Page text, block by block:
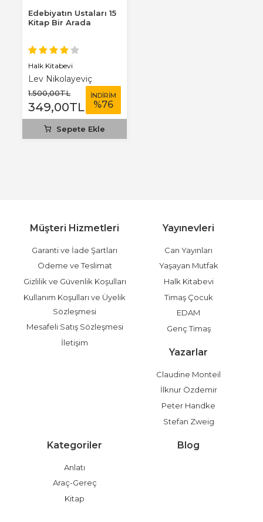
Edebiyatın Ustaları 15
Kitap Bir Arada
Halk Kitabevi
Lev Nikolayeviç
Tolstoy
1.500,00TL
349,00TL
İNDİRİM
%76
Sepete Ekle
Müşteri Hizmetleri
Garanti ve İade Şartları
Ödeme ve Teslimat
Gizlilik ve Güvenlik Koşulları
Kullanım Koşulları ve Üyelik
Sözleşmesi
Mesafeli Satış Sözleşmesi
İletişim
Yayınevleri
Can Yayınları
Yaşayan Mutfak
Halk Kitabevi
Timaş Çocuk
EDAM
Genç Timaş
Yazarlar
Claudine Monteil
İlknur Özdemir
Peter Handke
Stefan Zweig
Kategoriler
Anlatı
Araç-Gereç
Kitap
Blog